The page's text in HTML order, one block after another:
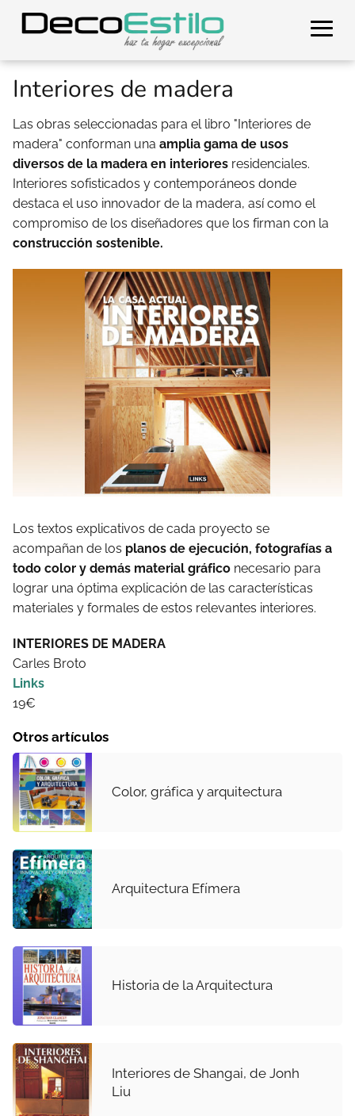
Interiores de madera
Las obras seleccionadas para el libro "Interiores de
madera" conforman una amplia gama de usos
diversos de la madera en interiores residenciales.
Interiores sofisticados y contemporáneos donde
destaca el uso innovador de la madera, así como el
compromiso de los diseñadores que los firman con la
construcción sostenible.
Los textos explicativos de cada proyecto se
acompañan de los planos de ejecución, fotografías a
todo color y demás material gráfico necesario para
lograr una óptima explicación de las características
materiales y formales de estos relevantes interiores.
INTERIORES DE MADERA
Carles Broto
Links
19€
Otros artículos
Color, gráfica y arquitectura
Arquitectura Efímera
Historia de la Arquitectura
Interiores de Shangai, de Jonh
Liu